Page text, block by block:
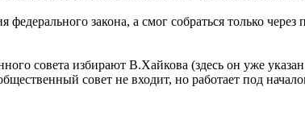
закона, а смог собраться только
совета избирают В.Хайкова (здесь он уже
совет не входит, но работает под